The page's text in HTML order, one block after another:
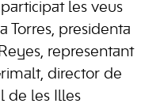
les veus
Torres, presidenta
representant
director de
de les Illes